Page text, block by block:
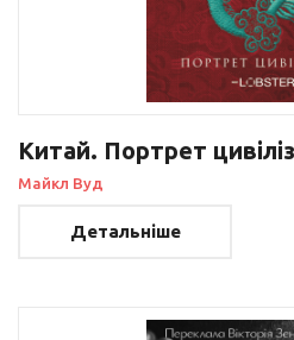
Китай. Портрет
Майкл Вуд
Детальніше